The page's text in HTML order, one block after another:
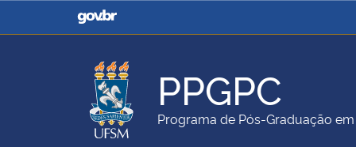
Casa Civil
Ministério da Justiça e
Ministério da Agricultura,
Pecuária e Abastecimento
Ministério da Educação
PPGPC
Programa de Pós-Graduação